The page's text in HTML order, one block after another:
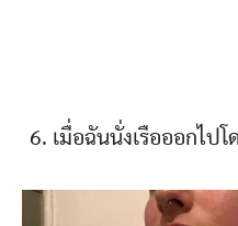
6. เมื่อฉันนั่งเรือออกไป